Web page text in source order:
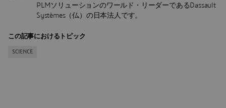
PLMソリューションのワールド・リーダーであるDassault
Systèmes（仏）の日本法人です。
この記事におけるトピック
SCIENCE